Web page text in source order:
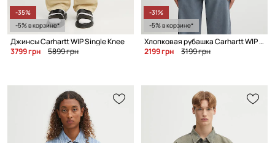
-35%
-5% в корзине*
Джинсы Carhartt WIP Single Knee
3799 грн
5899 грн
-31%
-5% в корзине*
Хлопковая рубашка Carhartt WIP L/S C-Logo
2199 грн
3199 грн